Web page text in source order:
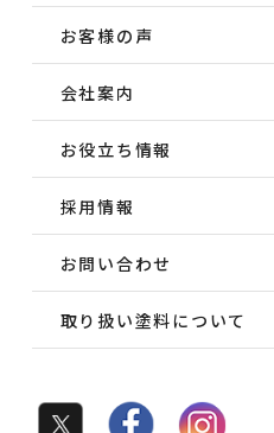
お客様の声
会社案内
お役立ち情報
採用情報
お問い合わせ
取り扱い塗料について